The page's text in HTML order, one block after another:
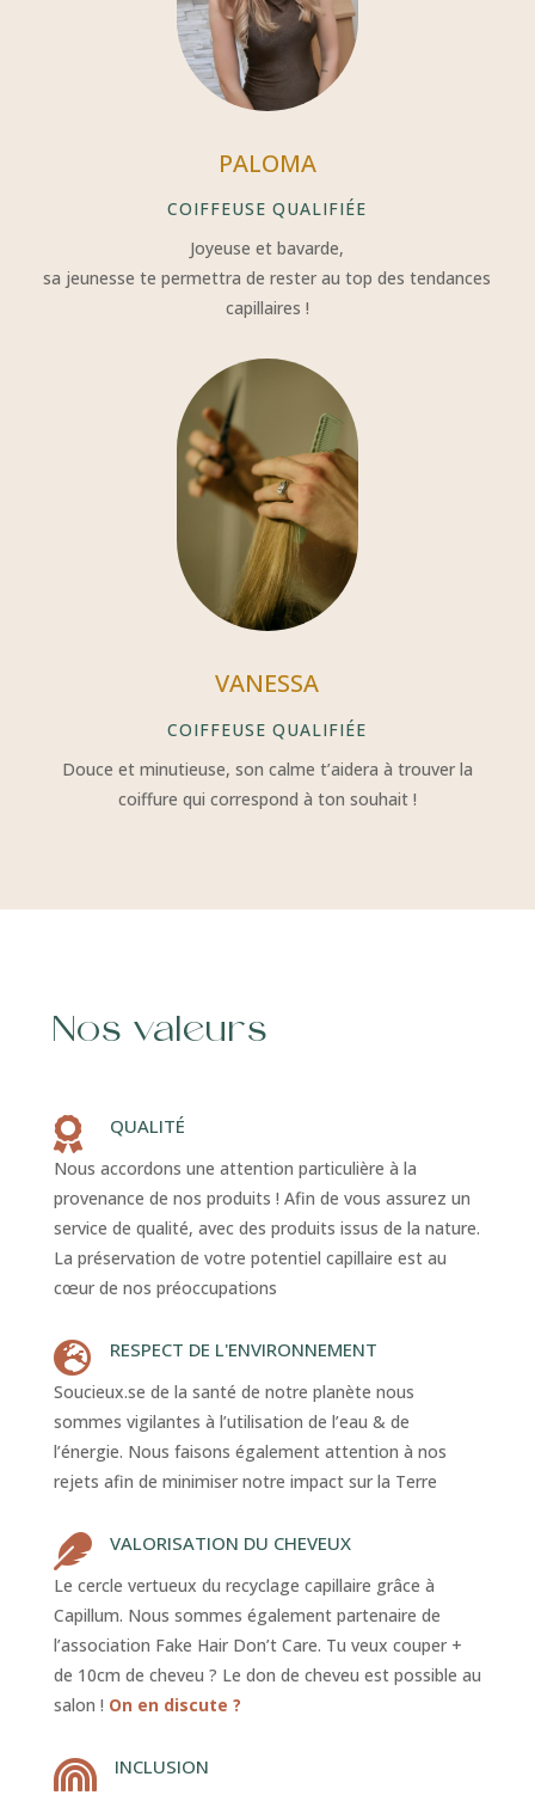
PALOMA
COIFFEUSE QUALIFIÉE
Joyeuse et bavarde,
sa jeunesse te permettra de rester au top des tendances
capillaires !
VANESSA
COIFFEUSE QUALIFIÉE
Douce et minutieuse, son calme t’aidera à trouver la
coiffure qui correspond à ton souhait !
Nos valeurs
 QUALITÉ
Nous accordons une attention particulière à la
provenance de nos produits ! Afin de vous assurez un
service de qualité, avec des produits issus de la nature.
La préservation de votre potentiel capillaire est au
cœur de nos préoccupations
 RESPECT DE L'ENVIRONNEMENT
Soucieux.se de la santé de notre planète nous
sommes vigilantes à l’utilisation de l’eau & de
l’énergie. Nous faisons également attention à nos
rejets afin de minimiser notre impact sur la Terre
 VALORISATION DU CHEVEUX
Le cercle vertueux du recyclage capillaire grâce à
Capillum. Nous sommes également partenaire de
l’association Fake Hair Don’t Care. Tu veux couper +
de 10cm de cheveu ? Le don de cheveu est possible au
salon ! On en discute ?
 INCLUSION